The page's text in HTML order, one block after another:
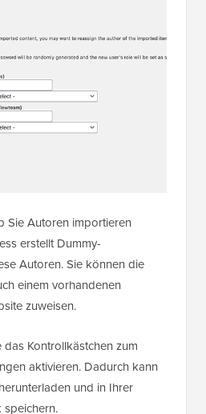
Sie Autoren importieren
erstellt Dummy-
Autoren. Sie können die
einem vorhandenen
zuweisen.
Kontrollkästchen zum
aktivieren. Dadurch kann
und in Ihrer
speichern.